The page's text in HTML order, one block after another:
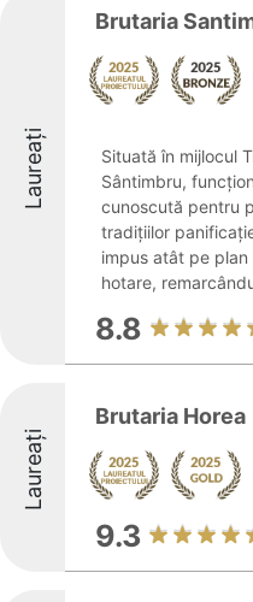
Laureați
Brutaria
Situată în mijlocul
Sântimbru,
cunoscută pentru
tradițiilor
impus atât pe
hotare,
8.8
Laureați
Brutaria Horea
9.3